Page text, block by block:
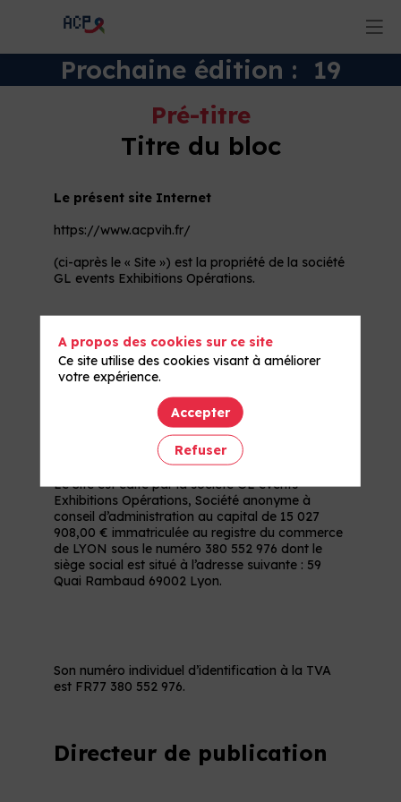
Pré-titre
Titre du bloc
Le présent site Internet
https://www.acpvih.fr/
(ci-après le « Site ») est la propriété de la société
GL events Exhibitions Opérations.
Adresse de courrier électronique :
ashna.keenoo-ext@gl-events.com
Le Site est édité par la société GL events
Exhibitions Opérations, Société anonyme à
conseil d’administration au capital de 15 027
908,00 € immatriculée au registre du commerce
de LYON sous le numéro 380 552 976 dont le
siège social est situé à l’adresse suivante : 59
Son numéro individuel d’identification à la TVA
Directeur de publication
Prochaine édition : 19
novembre 2026
A propos des cookies sur ce site
Ce site utilise des cookies visant à améliorer
votre expérience.
Accepter
Refuser